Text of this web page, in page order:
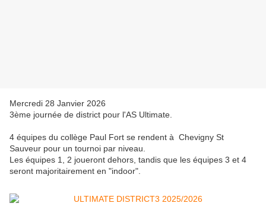
Mercredi 28 Janvier 2026
3ème journée de district pour l'AS Ultimate.
4 équipes du collège Paul Fort se rendent à Chevigny St
Sauveur pour un tournoi par niveau.
Les équipes 1, 2 joueront dehors, tandis que les équipes 3 et 4
seront majoritairement en "indoor".